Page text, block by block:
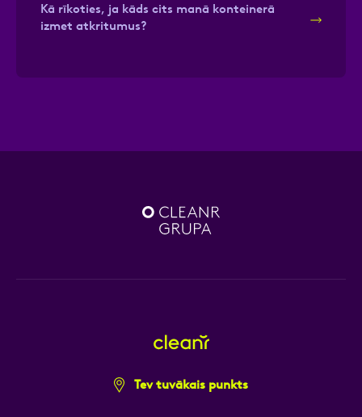
Kā rīkoties, ja kāds cits manā konteinerā
izmet atkritumus?
Tev tuvākais punkts